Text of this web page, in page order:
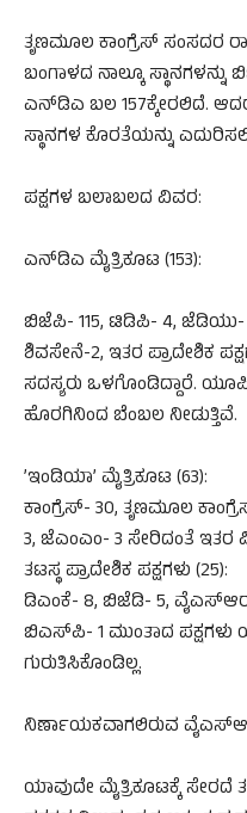
ತೃಣಮೂಲ ಕಾಂಗ್ರೆಸ್ ಸಂಸದರ
ಬಂಗಾಳದ ನಾಲ್ಕೂ ಸ್ಥಾನಗಳನ್ನು
ಎನ್‌ಡಿಎ ಬಲ 157ಕ್ಕೇರಲಿದೆ.
ಸ್ಥಾನಗಳ ಕೊರತೆಯನ್ನು
ಪಕ್ಷಗಳ ಬಲಾಬಲದ ವಿವರ:
ಎನ್‌ಡಿಎ ಮೈತ್ರಿಕೂಟ (153):
ಬಿಜೆಪಿ- 115, ಟಿಡಿಪಿ- 4,
ಶಿವಸೇನೆ-2, ಇತರ ಪ್ರಾದೇಶಿಕ
ಸದಸ್ಯರು ಒಳಗೊಂಡಿದ್ದಾರೆ.
ಹೊರಗಿನಿಂದ ಬೆಂಬಲ ನೀಡುತ್ತಿವೆ.
’ಇಂಡಿಯಾ’ ಮೈತ್ರಿಕೂಟ (63):
ಕಾಂಗ್ರೆಸ್- 30, ತೃಣಮೂಲ
3, ಜೆಎಂಎಂ- 3 ಸೇರಿದಂತೆ ಇತರ
ತಟಸ್ಥ ಪ್ರಾದೇಶಿಕ ಪಕ್ಷಗಳು (25):
ಡಿಎಂಕೆ- 8, ಬಿಜೆಡಿ- 5,
ಬಿಎಸ್‌ಪಿ- 1 ಮುಂತಾದ ಪಕ್ಷಗಳು
ಗುರುತಿಸಿಕೊಂಡಿಲ್ಲ.
ನಿರ್ಣಾಯಕವಾಗಲಿರುವ
ಯಾವುದೇ ಮೈತ್ರಿಕೂಟಕ್ಕೆ ಸೇರದೆ